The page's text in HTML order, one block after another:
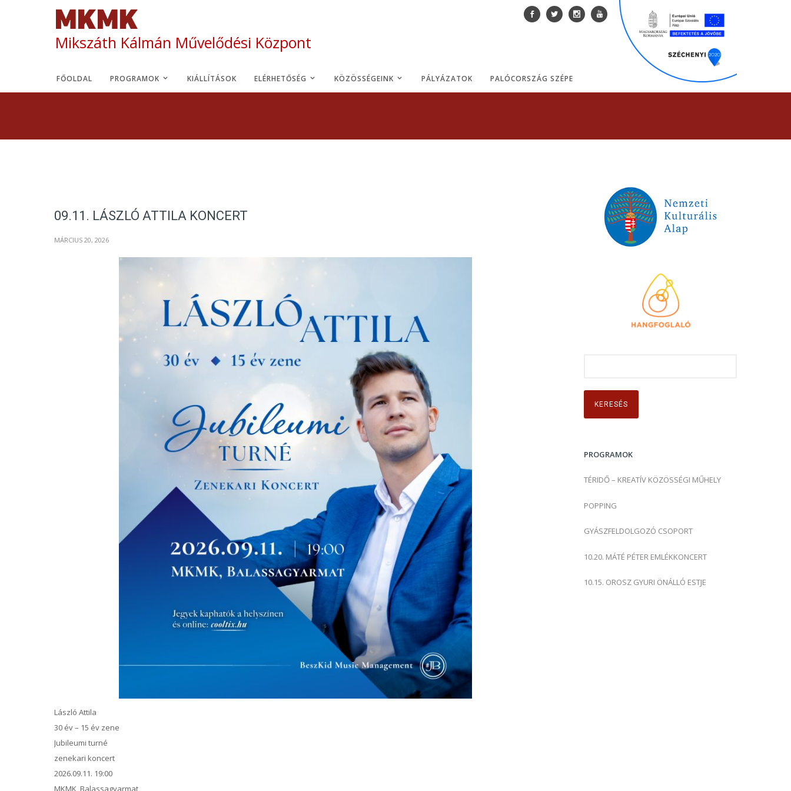
Mikszáth Kálmán Művelődési Központ
FŐOLDAL PROGRAMOK KIÁLLÍTÁSOK ELÉRHETŐSÉG KÖZÖSSÉGEINK PÁLYÁZATOK PALÓCORSZÁG SZÉPE
09.11. LÁSZLÓ ATTILA KONCERT
MÁRCIUS 20, 2026
László Attila
30 év – 15 év zene
Jubileumi turné
zenekari koncert
2026.09.11. 19:00
r
s
:PROGRAMOK
TÉRIDŐ – KREATÍV KÖZÖSSÉGI MŰHELY
POPPING
GYÁSZFELDOLGOZÓ CSOPORT
10.20. MÁTÉ PÉTER EMLÉKKONCERT
10.15. OROSZ GYURI ÖNÁLLÓ ESTJE